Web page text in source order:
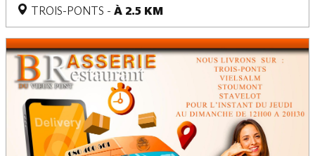
TROIS-PONTS - À 2.5 KM